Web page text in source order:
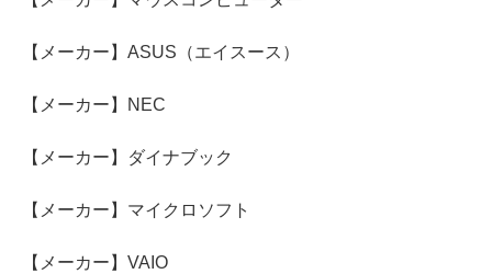
【メーカー】ASUS（エイスース）
【メーカー】NEC
【メーカー】ダイナブック
【メーカー】マイクロソフト
【メーカー】VAIO